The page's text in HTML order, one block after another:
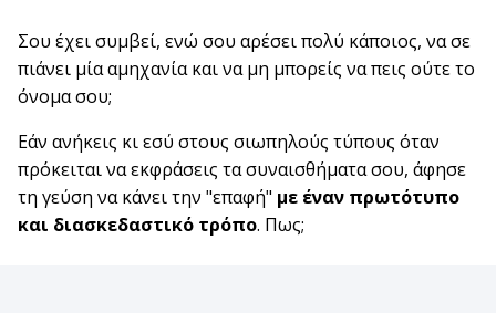
Σου έχει συμβεί, ενώ σου αρέσει πολύ κάποιος, να σε
πιάνει μία αμηχανία και να μη μπορείς να πεις ούτε το
όνομα σου;
Εάν ανήκεις κι εσύ στους σιωπηλούς τύπους όταν
πρόκειται να εκφράσεις τα συναισθήματα σου, άφησε
τη γεύση να κάνει την "επαφή" με έναν πρωτότυπο
και διασκεδαστικό τρόπο. Πως;